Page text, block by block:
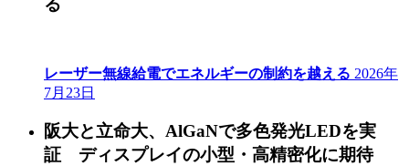
る
レーザー無線給電でエネルギーの制約を越える 2026年
7月23日
阪大と立命大、AlGaNで多色発光LEDを実
証 ディスプレイの小型・高精密化に期待